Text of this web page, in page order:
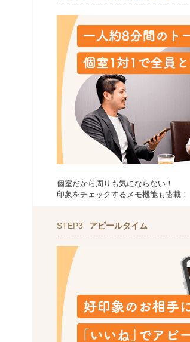
個室だから周りも気にならない！
印象をチェックするメモ機能も搭載！
STEP3 アピールタイム